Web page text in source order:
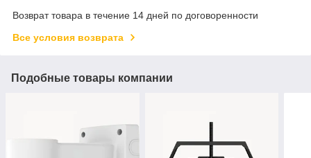
Возврат товара в течение 14 дней по договоренности
Все условия возврата
Подобные товары компании